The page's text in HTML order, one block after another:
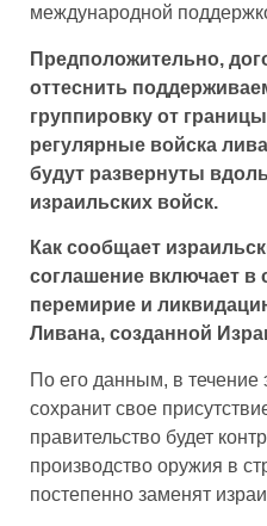
международной
Предположительно,
оттеснить
группировку от
регулярные войска
будут развернуты
израильских войск.
Как сообщает
соглашение включает в
перемирие и
Ливана, созданной
По его данным, в
сохранит свое
правительство будет
производство оружия в
постепенно заменят